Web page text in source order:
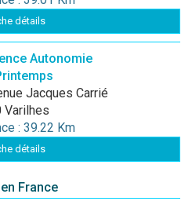
détails
Autonomie
Jacques Carrié
Varilhes
: 39.22 Km
détails
France